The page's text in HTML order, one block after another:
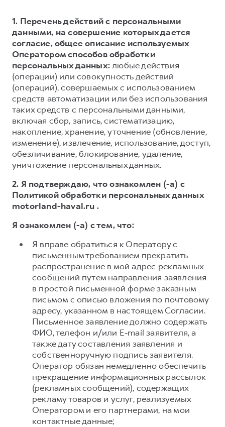
1. Перечень действий с персональными
данными, на совершение которых дается
согласие, общее описание используемых
Оператором способов обработки
персональных данных:любые действия
(операции) или совокупность действий
(операций), совершаемых с использованием
средств автоматизации или без использования
таких средств с персональными данными,
включая сбор, запись, систематизацию,
накопление, хранение, уточнение (обновление,
изменение), извлечение, использование, доступ,
обезличивание, блокирование, удаление,
уничтожение персональных данных.
2. Я подтверждаю, что ознакомлен (-а) с
Политикой обработки персональных данных
motorland-haval.ru .
Я ознакомлен (-а) с тем, что:
Я вправе обратиться к Оператору с
письменным требованием прекратить
распространение в мой адрес рекламных
сообщений путем направления заявления
в простой письменной форме заказным
письмом с описью вложения по почтовому
адресу, указанном в настоящем Согласии.
Письменное заявление должно содержать
ФИО, телефон и/или E-mail заявителя, а
также дату составления заявления и
собственноручную подпись заявителя.
Оператор обязан немедленно обеспечить
прекращение информационных рассылок
(рекламных сообщений), содержащих
рекламу товаров и услуг, реализуемых
Оператором и его партнерами, на мои
контактные данные;